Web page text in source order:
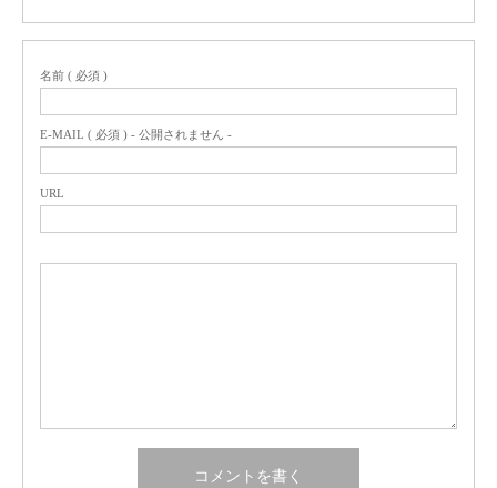
名前 ( 必須 )
E-MAIL ( 必須 ) - 公開されません -
URL